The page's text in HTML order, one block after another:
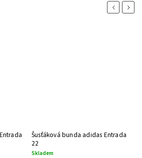
Previous
Šusťáková bunda adidas Entrada
22
Skladem
Next